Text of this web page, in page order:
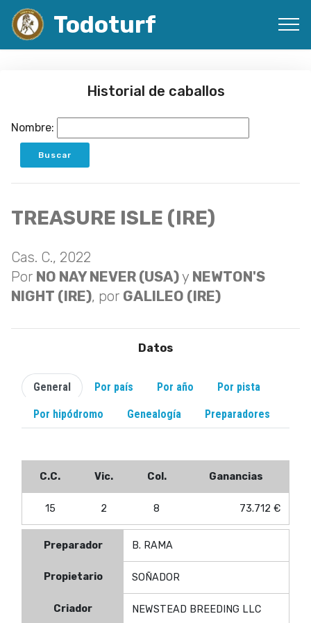
Todoturf
Historial de caballos
Nombre:
TREASURE ISLE (IRE)
Cas. C., 2022
Por NO NAY NEVER (USA)y NEWTON'S
NIGHT (IRE), por GALILEO (IRE)
Datos
General Por país Por año Por pista
Por hipódromo Genealogía Preparadores
C.C. Vic. Col. Ganancias
15 2 8 73.712 €
Preparador B. RAMA
Propietario SOÑADOR
Criador NEWSTEAD BREEDING LLC